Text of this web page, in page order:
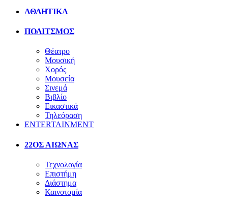
ΑΘΛΗΤΙΚΑ
ΠΟΛΙΤΣΜΟΣ
Θέατρο
Μουσική
Χορός
Μουσεία
Σινεμά
Βιβλίο
Εικαστικά
Τηλεόραση
ENTERTAINMENT
22ΟΣ ΑΙΩΝΑΣ
Τεχνολογία
Επιστήμη
Διάστημα
Καινοτομία